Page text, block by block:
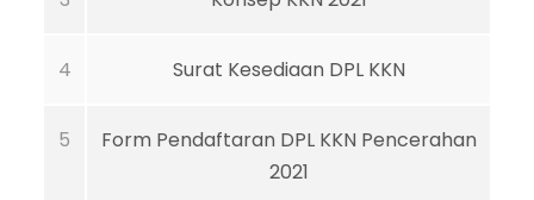
4 Surat Kesediaan DPL KKN
5
Form Pendaftaran DPL KKN Pencerahan
2021